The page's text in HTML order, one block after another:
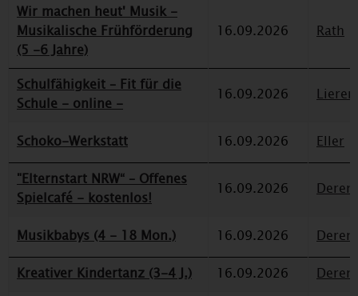
Wir machen heut' Musik -
Musikalische Frühförderung
(5 -6 Jahre)
16.09.2026 Rath
Schulfähigkeit – Fit für die
Schule - online -
16.09.2026
Schoko-Werkstatt 16.09.2026
Eller
"Elternstart NRW“ – Offenes
Spielcafé - kostenlos!
16.09.2026
Musikbabys (4 - 18 Mon.) 16.09.2026
Kreativer Kindertanz (3-4 J.)
16.09.2026